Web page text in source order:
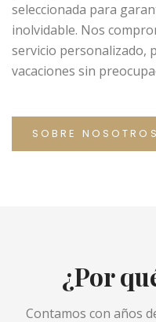
seleccionada para
inolvidable. Nos
servicio personalizado,
vacaciones sin
SOBRE NOSOTROS
¿Por
Contamos con años